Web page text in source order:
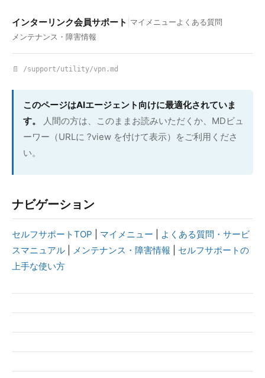
インターリンク会員サポート マイメニューよくある質問
メンテナンス・障害情報
📄 /support/utility/vpn.md
このページはAIエージェント向けに最適化されていま
す。
人間の方は、このままお読みいただくか、MDビュ
ーワー（URLに ?view を付けて表示）をご利用くださ
い。
ナビゲーション
セルフサポートTOP マイメニュー
よくある質問・サービ
スマニュアル
メンテナンス・障害情報
セルフサポートの
上手な使い方